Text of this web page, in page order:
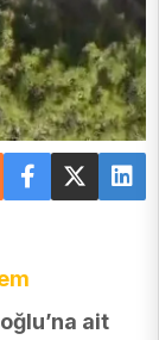
ait